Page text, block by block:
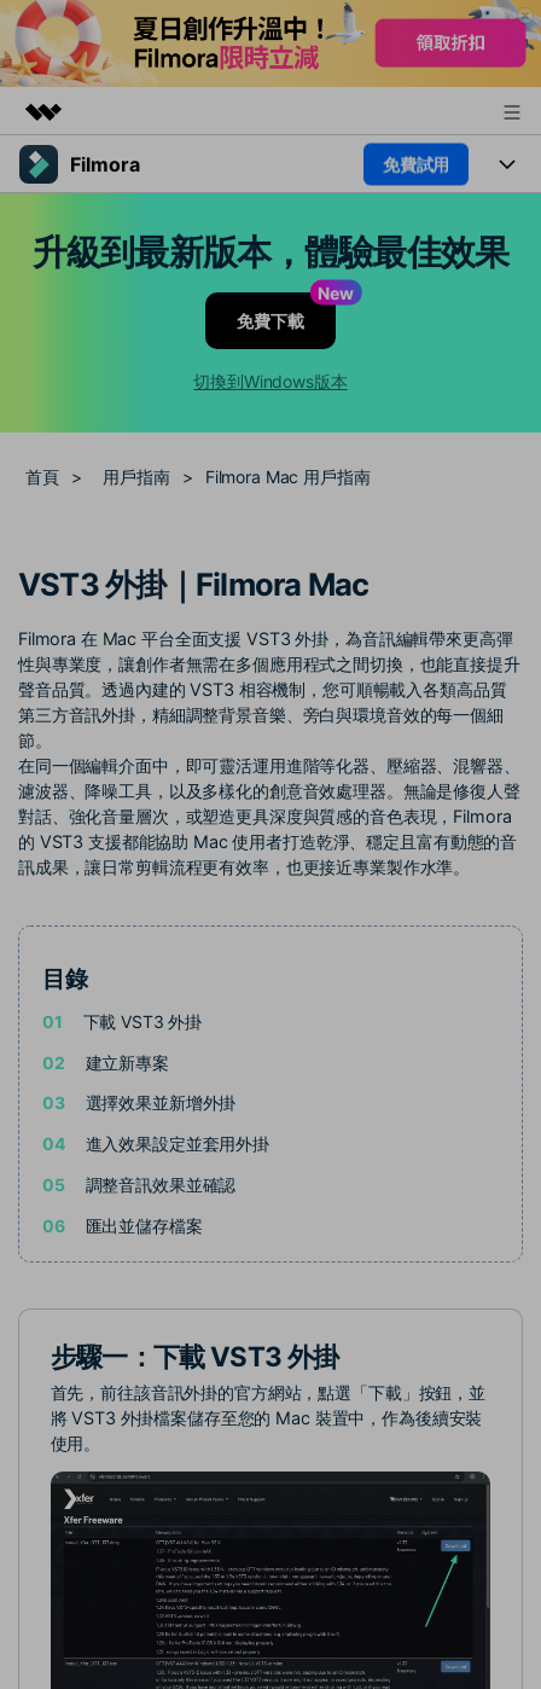
精選產品
實用工具
總覽
支援
Filmora 免費試用
文字
速生成相似風格影片
100 點兌積分
部落格
幫助中心
聯絡我們
我們隨時為您提供協助
案例分享
如何用 Filmora 做出影響力
聯盟計劃
開啟企業級合作夥伴關係
企業服務
簡單的商業影片解決方案
幫助中心
產品信息
立即購買
搜尋
升級到最新版本，體驗最佳效果
New
免費下載
切換到Windows版本
首頁 > 用戶指南 > Filmora Mac 用戶指南
VST3 外掛｜Filmora Mac
Filmora 在 Mac 平台全面支援 VST3 外掛，為音訊編輯帶來更高彈
性與專業度，讓創作者無需在多個應用程式之間切換，也能直接提升
聲音品質。透過內建的 VST3 相容機制，您可順暢載入各類高品質
第三方音訊外掛，精細調整背景音樂、旁白與環境音效的每一個細
節。
在同一個編輯介面中，即可靈活運用進階等化器、壓縮器、混響器、
濾波器、降噪工具，以及多樣化的創意音效處理器。無論是修復人聲
對話、強化音量層次，或塑造更具深度與質感的音色表現，Filmora
的 VST3 支援都能協助 Mac 使用者打造乾淨、穩定且富有動態的音
訊成果，讓日常剪輯流程更有效率，也更接近專業製作水準。
目錄
01
下載 VST3 外掛
02
建立新專案
03
選擇效果並新增外掛
04
進入效果設定並套用外掛
05
調整音訊效果並確認
06
匯出並儲存檔案
步驟一：下載 VST3 外掛
首先，前往該音訊外掛的官方網站，點選「下載」按鈕，並
將 VST3 外掛檔案儲存至您的 Mac 裝置中，作為後續安裝
使用。